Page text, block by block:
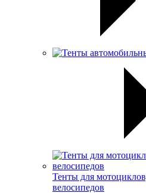
Тенты для
велосипедов